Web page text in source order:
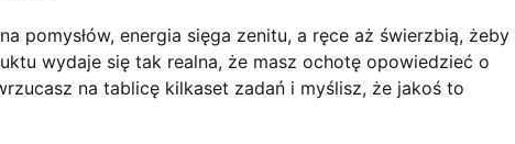
pomysłów, energia sięga zenitu, a ręce aż świerzbią, żeby
wydaje się tak realna, że masz ochotę opowiedzieć o
na tablicę kilkaset zadań i myślisz, że jakoś to